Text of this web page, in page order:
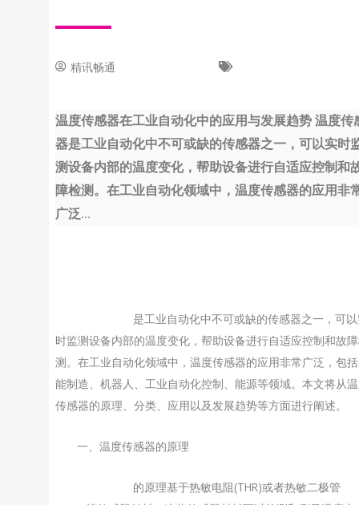
精讯畅通
温度传感器在工业自动化中的应用与发展趋势 温度传
器是工业自动化中不可或缺的传感器之一，可以实时
测设备内部的温度变化，帮助设备进行自适应控制和
障检测。在工业自动化领域中，温度传感器的应用非
广泛...
是工业自动化中不可或缺的传感器之一，可
时监测设备内部的温度变化，帮助设备进行自适应控制和故
测。在工业自动化领域中，温度传感器的应用非常广泛，包
能制造、机器人、工业自动化控制、能源等领域。本文将从
传感器的原理、分类、应用以及发展趋势等方面进行阐述。
一、温度传感器的原理
的原理基于热敏电阻(THR)或者热敏二极管